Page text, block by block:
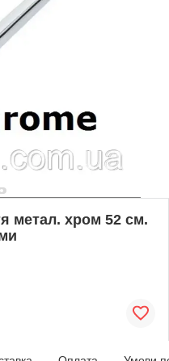
метал. хром 52 см.